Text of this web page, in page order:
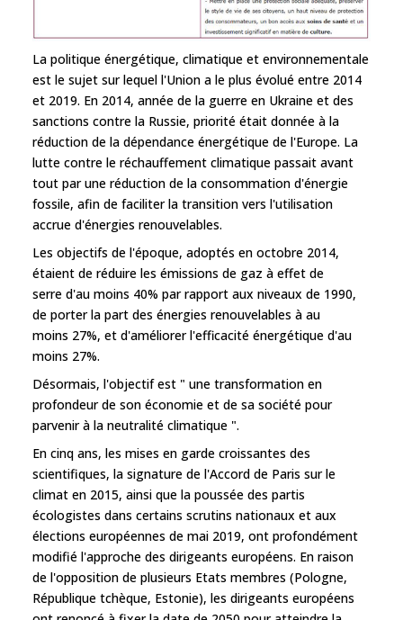
La politique énergétique, climatique et environnementale
est le sujet sur lequel l'Union a le plus évolué entre 2014
et 2019. En 2014, année de la guerre en Ukraine et des
sanctions contre la Russie, priorité était donnée à la
réduction de la dépendance énergétique de l'Europe. La
lutte contre le réchauffement climatique passait avant
tout par une réduction de la consommation d'énergie
fossile, afin de faciliter la transition vers l'utilisation
accrue d'énergies renouvelables.
Les objectifs de l'époque, adoptés en octobre 2014,
étaient de réduire les émissions de gaz à effet de
serre d'au moins 40% par rapport aux niveaux de 1990,
de porter la part des énergies renouvelables à au
moins 27%, et d'améliorer l'efficacité énergétique d'au
moins 27%.
Désormais, l'objectif est " une transformation en
profondeur de son économie et de sa société pour
parvenir à la neutralité climatique ".
En cinq ans, les mises en garde croissantes des
scientifiques, la signature de l'Accord de Paris sur le
climat en 2015, ainsi que la poussée des partis
écologistes dans certains scrutins nationaux et aux
élections européennes de mai 2019, ont profondément
modifié l'approche des dirigeants européens. En raison
de l'opposition de plusieurs Etats membres (Pologne,
République tchèque, Estonie), les dirigeants européens